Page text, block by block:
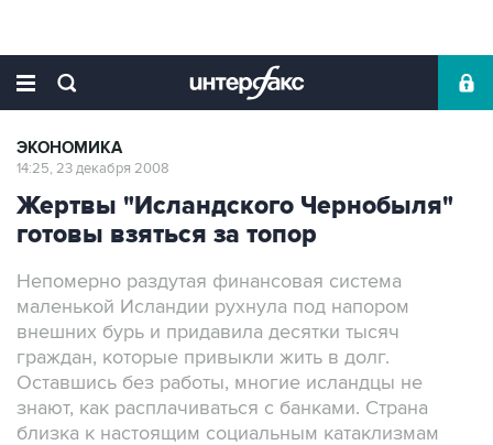
ЭКОНОМИКА
14:25, 23 декабря 2008
Жертвы "Исландского Чернобыля"
готовы взяться за топор
Непомерно раздутая финансовая система
маленькой Исландии рухнула под напором
внешних бурь и придавила десятки тысяч
граждан, которые привыкли жить в долг.
Оставшись без работы, многие исландцы не
знают, как расплачиваться с банками. Страна
близка к настоящим социальным катаклизмам